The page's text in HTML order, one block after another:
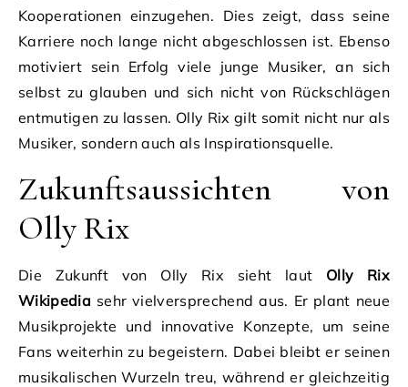
Kooperationen einzugehen. Dies zeigt, dass seine
Karriere noch lange nicht abgeschlossen ist. Ebenso
motiviert sein Erfolg viele junge Musiker, an sich
selbst zu glauben und sich nicht von Rückschlägen
entmutigen zu lassen. Olly Rix gilt somit nicht nur als
Musiker, sondern auch als Inspirationsquelle.
Zukunftsaussichten von
Olly Rix
Die Zukunft von Olly Rix sieht laut Olly Rix
Wikipediasehr vielversprechend aus. Er plant neue
Musikprojekte und innovative Konzepte, um seine
Fans weiterhin zu begeistern. Dabei bleibt er seinen
musikalischen Wurzeln treu, während er gleichzeitig